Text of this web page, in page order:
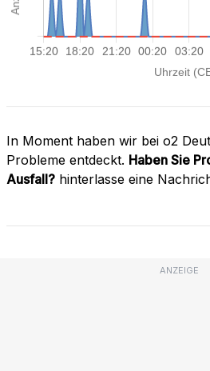
In Moment haben wir bei o2
Probleme entdeckt. Haben Sie
Ausfall? hinterlasse eine
ANZEIGE